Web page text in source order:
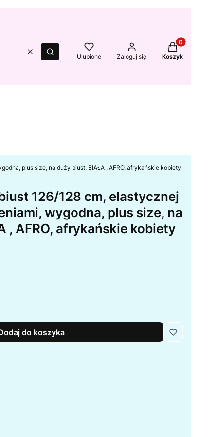
WyczyśćSzukaj Ulubione Zaloguj się
Produkty w
Koszyk
plus size, na duży biust, BIAŁA , AFRO, afrykańskie kobiety
126/128 cm, elastycznej
wygodna, plus size, na
, AFRO, afrykańskie kobiety
do koszyka